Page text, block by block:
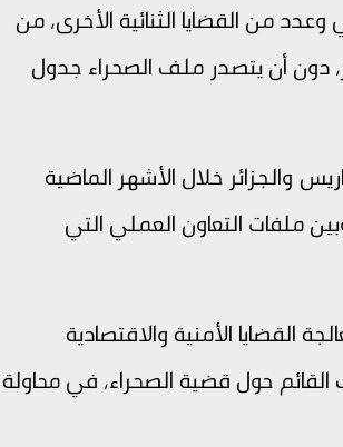
من القضايا الثنائية الأخرى، من
دون أن يتصدر ملف الصحراء جدول
والجزائر خلال الأشهر الماضية
ملفات التعاون العملي التي
القضايا الأمنية والاقتصادية
القائم حول قضية الصحراء، في محاولة